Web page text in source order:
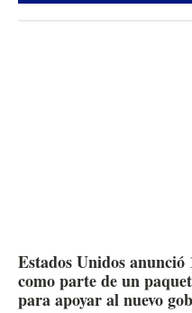
Estados Unidos
como parte de un
para apoyar al nuevo